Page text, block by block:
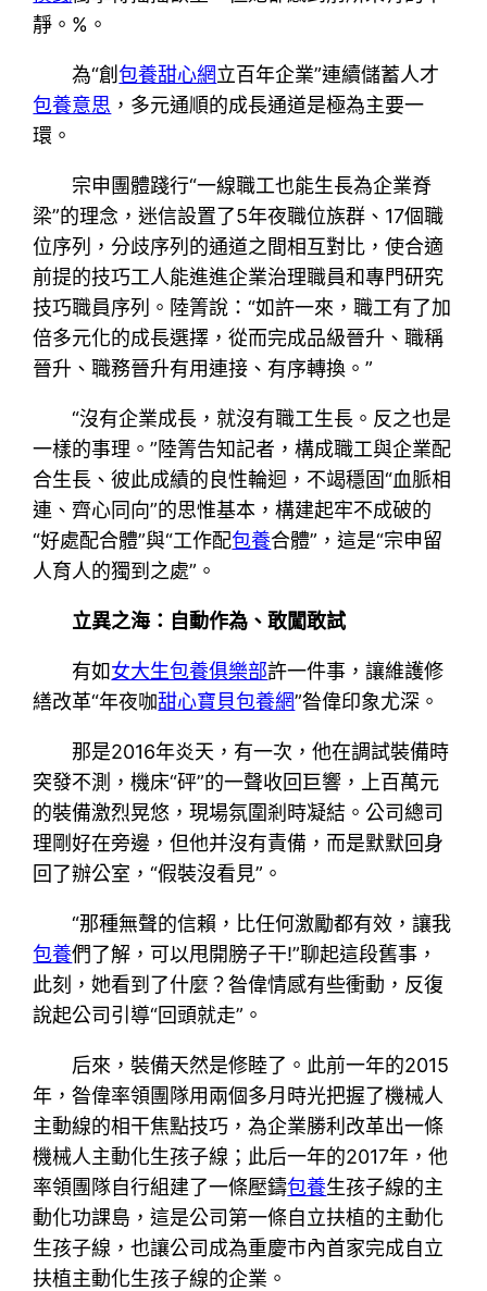
靜。%。
為“創包養甜心網立百年企業”連續儲蓄人才
包養意思 ，多元通順的成長通道是極為主要一
環。
宗申團體踐行“一線職工也能生長為企業脊
梁”的理念，迷信設置了5年夜職位族群、17個職
位序列，分歧序列的通道之間相互對比，使合適
前提的技巧工人能進進企業治理職員和專門研究
技巧職員序列。陸箐說：“如許一來，職工有了加
倍多元化的成長選擇，從而完成品級晉升、職稱
晉升、職務晉升有用連接、有序轉換。”
“沒有企業成長，就沒有職工生長。反之也是
一樣的事理。”陸箐告知記者，構成職工與企業配
合生長、彼此成績的良性輪迴，不竭穩固“血脈相
連、齊心同向”的思惟基本，構建起牢不成破的
“好處配合體”與“工作配包養合體”，這是“宗申留
人育人的獨到之處”。
立異之海：自動作為、敢闖敢試
有如女大生包養俱樂部許一件事，讓維護修
繕改革“年夜咖甜心寶貝包養網”昝偉印象尤深。
那是2016年炎天，有一次，他在調試裝備時
突發不測，機床“砰”的一聲收回巨響，上百萬元
的裝備激烈晃悠，現場氛圍剎時凝結。公司總司
理剛好在旁邊，但他并沒有責備，而是默默回身
回了辦公室，“假裝沒看見”。
“那種無聲的信賴，比任何激勵都有效，讓我
包養們了解，可以甩開膀子干!”聊起這段舊事，
此刻，她看到了什麼？昝偉情感有些衝動，反復
說起公司引導“回頭就走”。
后來，裝備天然是修睦了。此前一年的2015
年，昝偉率領團隊用兩個多月時光把握了機械人
主動線的相干焦點技巧，為企業勝利改革出一條
機械人主動化生孩子線；此后一年的2017年，他
率領團隊自行組建了一條壓鑄包養生孩子線的主
動化功課島，這是公司第一條自立扶植的主動化
生孩子線，也讓公司成為重慶市內首家完成自立
扶植主動化生孩子線的企業。